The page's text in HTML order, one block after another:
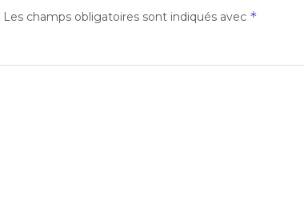
Les champs obligatoires sont indiqués avec *